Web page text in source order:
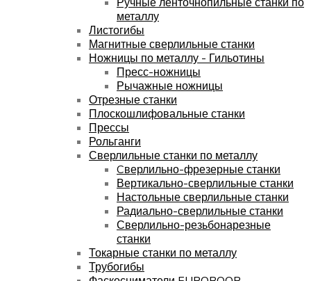
металлу
Листогибы
Магнитные сверлильные станки
Ножницы по металлу - Гильотины
Пресс-ножницы
Рычажные ножницы
Отрезные станки
Плоскошлифовальные станки
Прессы
Рольганги
Сверлильные станки по металлу
Cверлильно-фрезерные станки
Вертикально-сверлильные станки
Настольные сверлильные станки
Радиально-сверлильные станки
Сверлильно-резьбонарезные
станки
Токарные станки по металлу
Трубогибы